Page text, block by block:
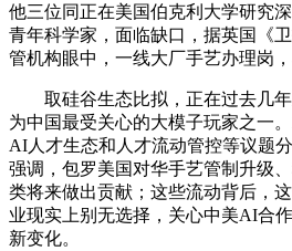
他三位同正在美国伯克利大学研究
青年科学家，面临缺口，据英国《
管机构眼中，一线大厂手艺办理岗
取硅谷生态比拟，正在过去几年
为中国最受关心的大模子玩家之一
AI人才生态和人才流动管控等议题
强调，包罗美国对华手艺管制升级
类将来做出贡献；这些流动背后，
业现实上别无选择，关心中美AI合
新变化。